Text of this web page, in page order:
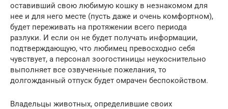
оставивший свою любимую кошку в незнакомом для
нее и для него месте (пусть даже и очень комфортном),
будет переживать на протяжении всего периода
разлуки. И если он не будет получать информации,
подтверждающую, что любимец превосходно себя
чувствует, а персонал зоогостиницы неукоснительно
выполняет все озвученные пожелания, то
долгожданный отпуск будет омрачен беспокойством.
Владельцы животных, определившие своих